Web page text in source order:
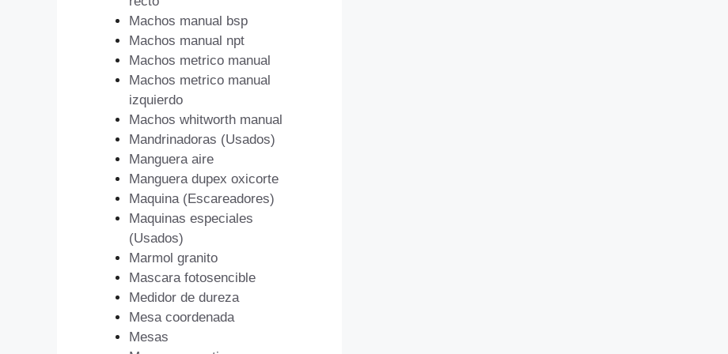
Machos manual bsp
Machos manual npt
Machos metrico manual
Machos metrico manual
izquierdo
Machos whitworth manual
Mandrinadoras (Usados)
Manguera aire
Manguera dupex oxicorte
Maquina (Escareadores)
Maquinas especiales
(Usados)
Marmol granito
Mascara fotosencible
Medidor de dureza
Mesa coordenada
Mesas